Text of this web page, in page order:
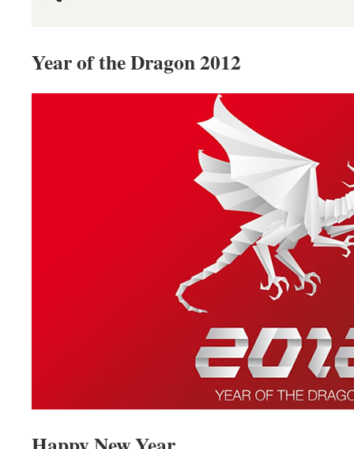
Year of the Dragon 2012